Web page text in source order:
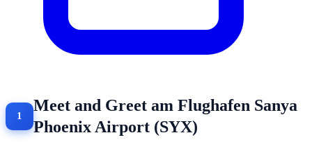
Meet and Greet am Flughafen Sanya
Phoenix Airport (SYX)